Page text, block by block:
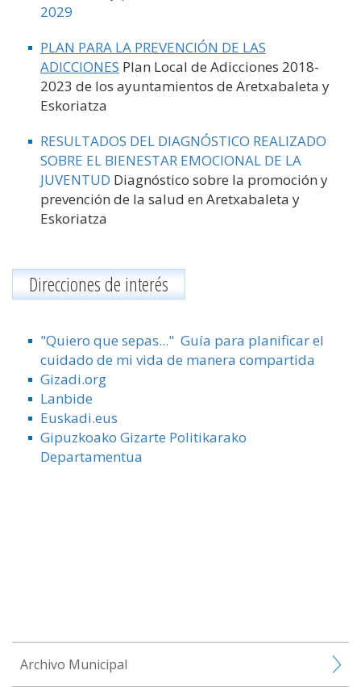
2029
PLAN PARA LA PREVENCIÓN DE LAS
ADICCIONES Plan Local de Adicciones 2018-
2023 de los ayuntamientos de Aretxabaleta y
Eskoriatza
RESULTADOS DEL DIAGNÓSTICO REALIZADO
SOBRE EL BIENESTAR EMOCIONAL DE LA
JUVENTUD Diagnóstico sobre la promoción y
prevención de la salud en Aretxabaleta y
Eskoriatza
Direcciones de interés
"Quiero que sepas..." Guía para planificar el
cuidado de mi vida de manera compartida
Gizadi.org
Lanbide
Euskadi.eus
Gipuzkoako Gizarte Politikarako
Departamentua
Archivo Municipal